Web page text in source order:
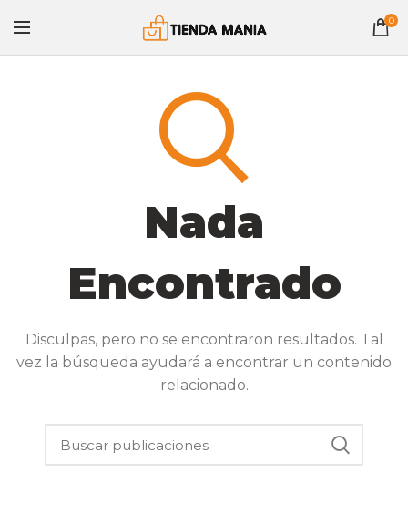
0
Nada
Encontrado
Disculpas, pero no se encontraron resultados. Tal
vez la búsqueda ayudará a encontrar un contenido
relacionado.